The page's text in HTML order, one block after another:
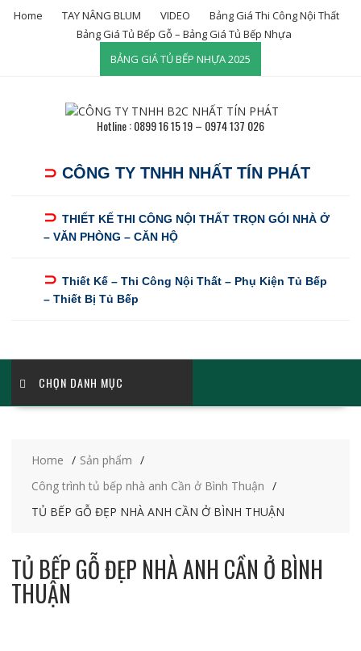
Home TAY NÂNG BLUM VIDEO
Bảng Giá Thi Công Nội Thất
Bảng Giá Tủ Bếp Gỗ – Bảng Giá Tủ Bếp Nhựa
BẢNG GIÁ TỦ BẾP NHỰA 2025
Hotline : 0899 16 15 19 – 0974 137 026
⊃ CÔNG TY TNHH NHẤT TÍN PHÁT
⊃ THIẾT KẾ THI CÔNG NỘI THẤT TRỌN GÓI NHÀ Ở
– VĂN PHÒNG – CĂN HỘ
⊃ Thiết Kế – Thi Công Nội Thất – Phụ Kiện Tủ Bếp
– Thiết Bị Tủ Bếp
CHỌN DANH MỤC
Home
Sản phẩm
Công trình tủ bếp nhà anh Cần ở Bình Thuận
TỦ BẾP GỖ ĐẸP NHÀ ANH CẦN Ở BÌNH THUẬN
TỦ BẾP GỖ ĐẸP NHÀ ANH CẦN Ở BÌNH
THUẬN